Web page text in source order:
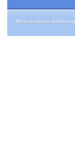
Использовать